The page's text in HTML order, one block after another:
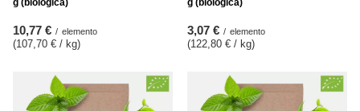
10,77 € / elemento
(107,70 € / kg)
3,07 € / elemento
(122,80 € / kg)